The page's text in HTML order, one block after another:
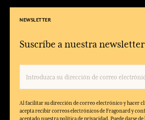
NEWSLETTER
Suscríbe a nuestra newsletter
Al facilitar su dirección de correo electrónico y hacer
acepta recibir correos electrónicos de Fragonard y
aceptado nuestra política de privacidad. Puede darse